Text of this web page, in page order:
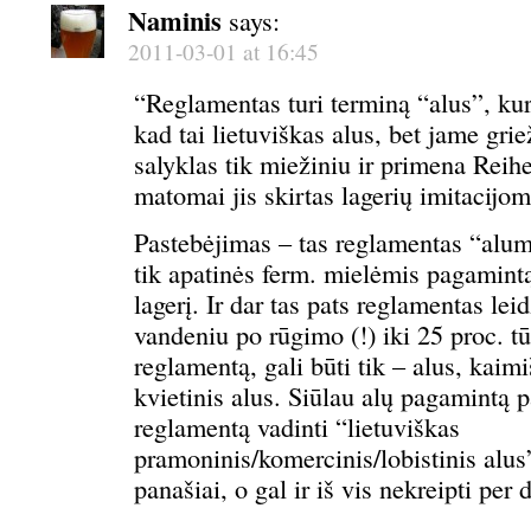
Naminis says:
2011-03-01 at 16:45
“Reglamentas turi terminą “alus”,
kad tai lietuviškas alus, bet jame
salyklas tik miežiniu ir primena
matomai jis skirtas lagerių
Pastebėjimas – tas reglamentas
tik apatinės ferm. mielėmis
lagerį. Ir dar tas pats reglamentas
vandeniu po rūgimo (!) iki 25 proc.
reglamentą, gali būti tik – alus,
kvietinis alus. Siūlau alų pagamintą
reglamentą vadinti “lietuviškas
pramoninis/komercinis/lobistinis
panašiai, o gal ir iš vis nekreipti per